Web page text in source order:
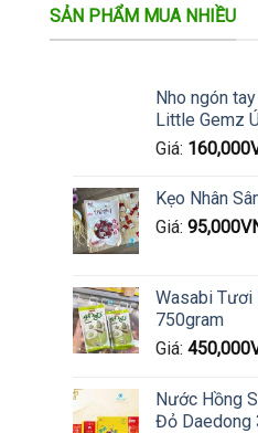
SẢN PHẨM MUA NHIỀU
Nho ngón
Little Gemz
Giá: 160,000
Kẹo Nhân
Giá: 95,000
Wasabi Tươi
750gram
Giá: 450,000
Nước Hồng
Đỏ Daedong